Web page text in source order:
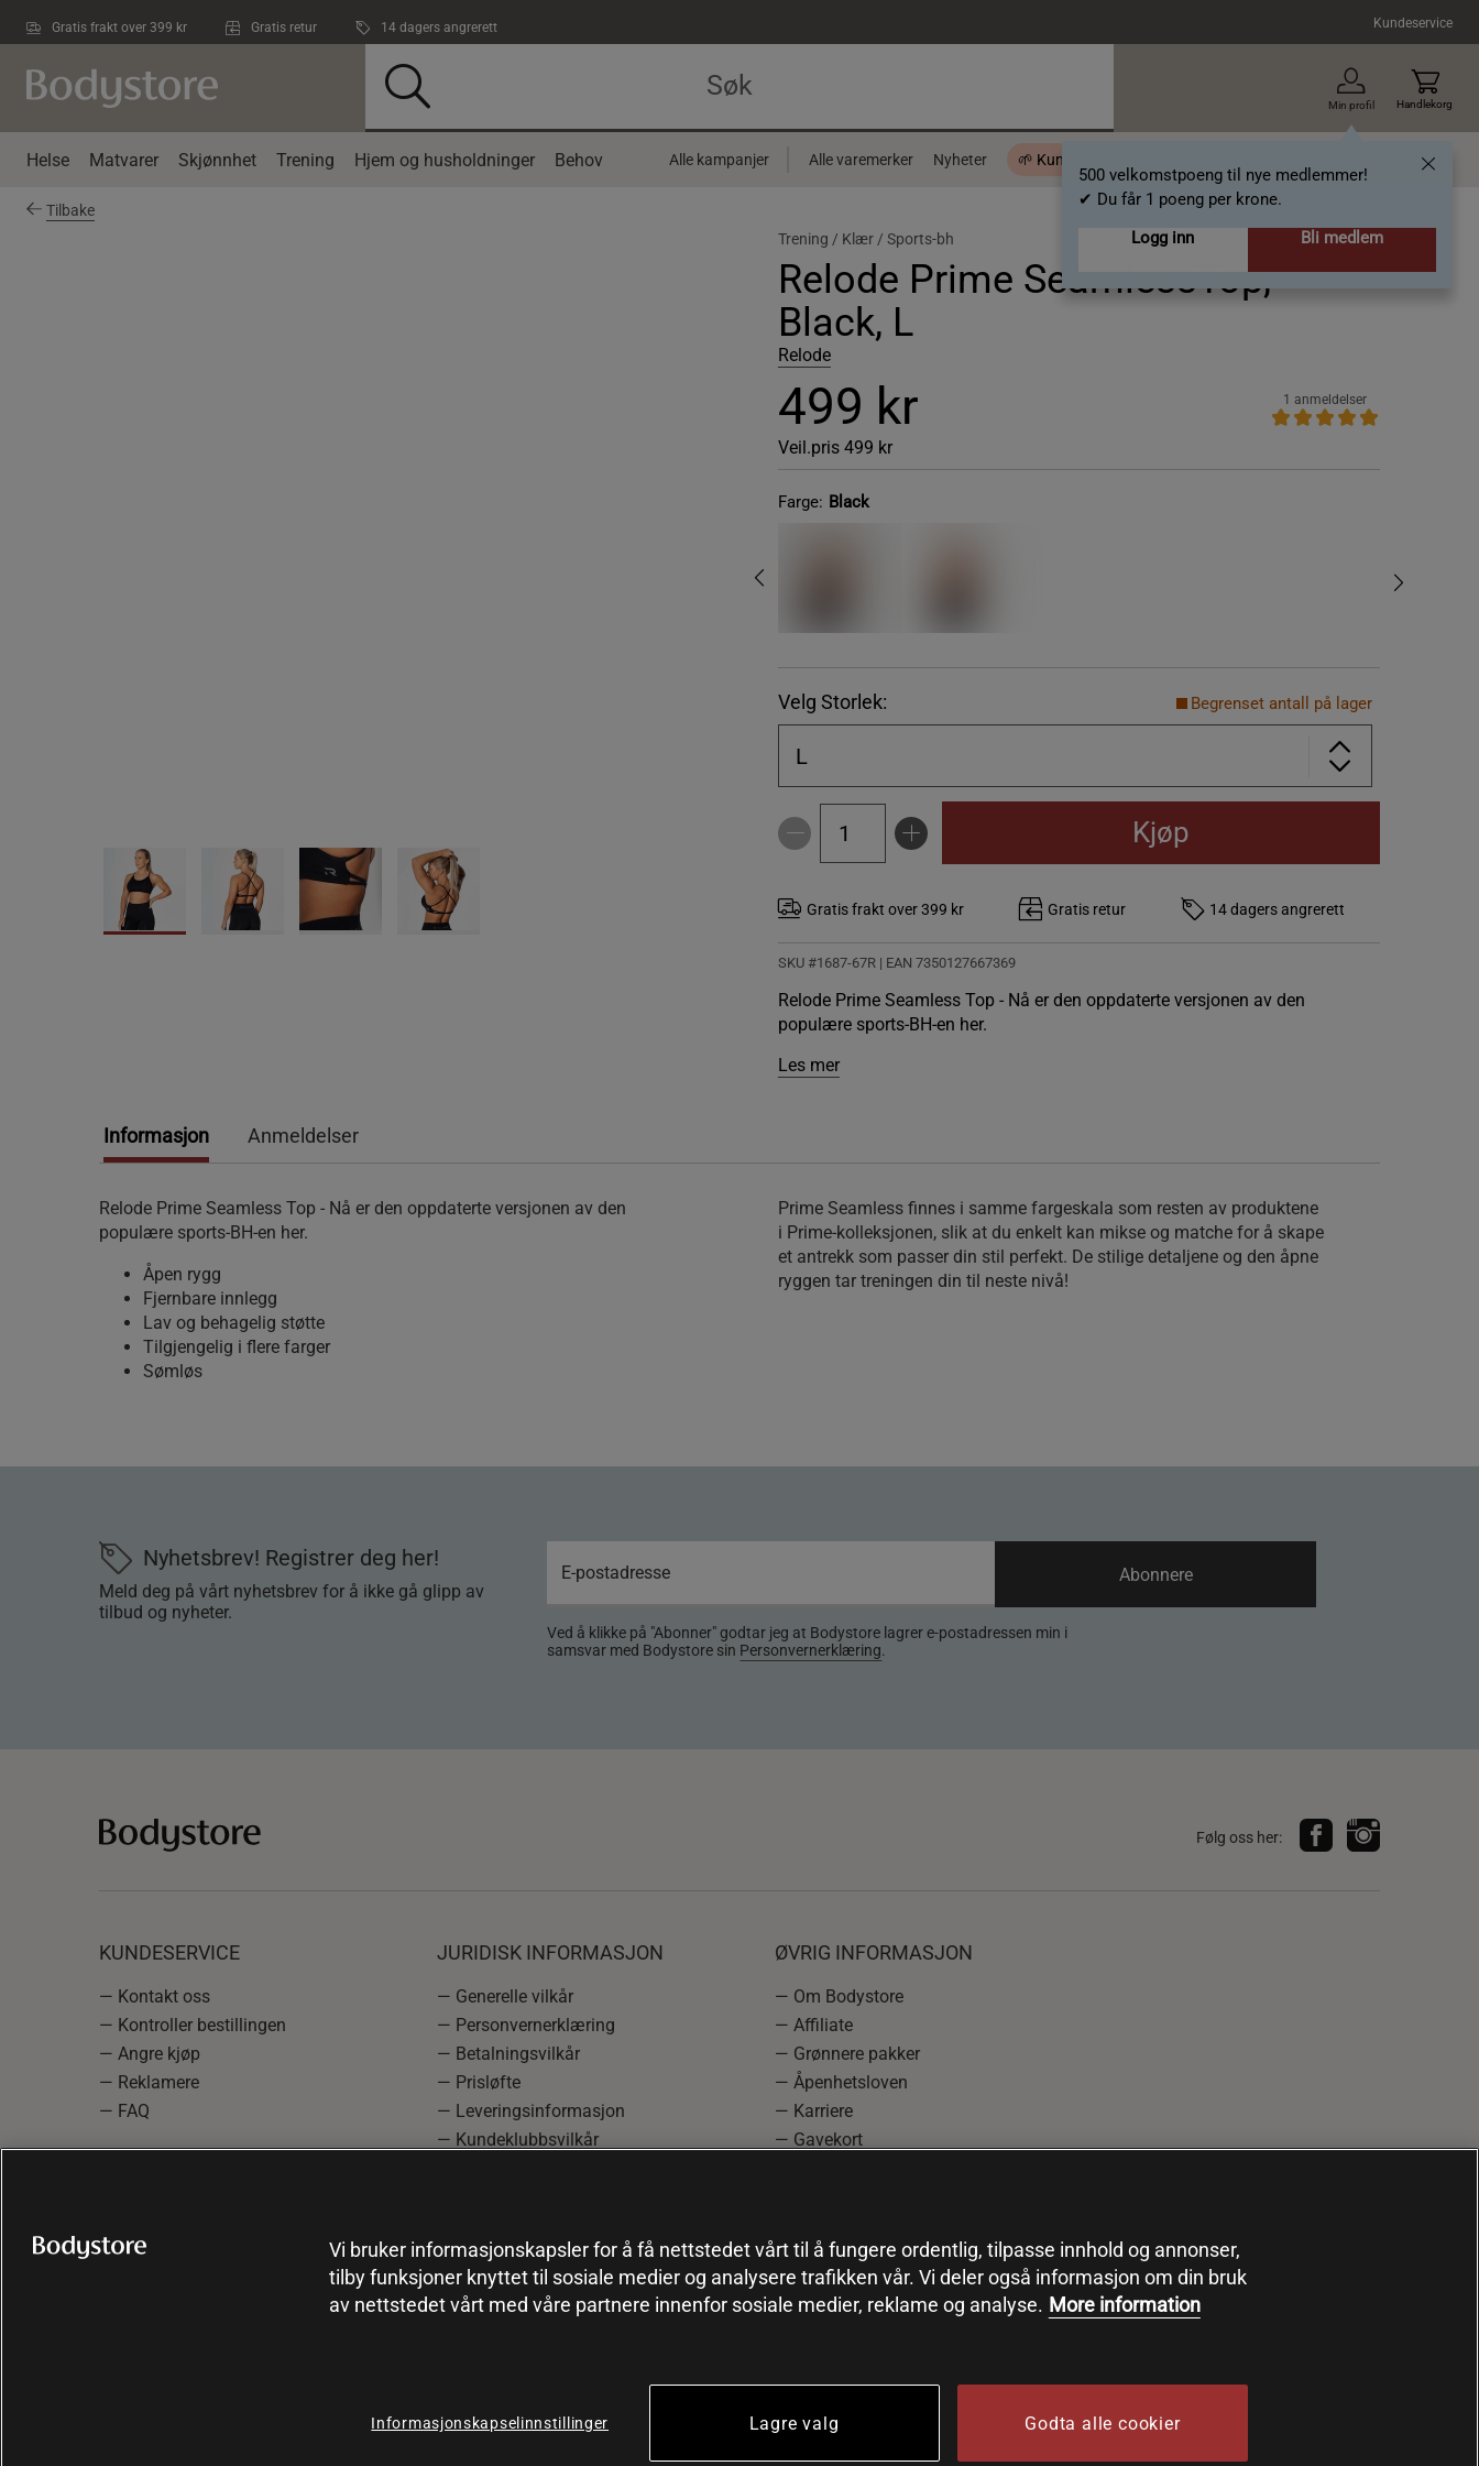
Gratis frakt over 399 kr Gratis retur 14 dagers angrerett Kundeservice
Min profil
500 velkomstpoeng til nye medlemmer!
✔ Du får 1 poeng per krone.
Logg inn
Bli medlem
Handlekorg
Helse Matvarer Skjønnhet Trening Hjem og husholdninger Behov Alle kampanjer Alle varemerker Nyheter 🌱 Kundeklubb - 500 velkomstpoeng Gavekort
Tilbake
Trening / Klær / Sports-bh
Relode Prime SeamlessTop,
Black, L
Relode
499 kr
Veil.pris 499 kr
1 anmeldelser
Farge: Black
Velg Storlek: Begrenset antall på lager
L
Kjøp
Gratis frakt over 399 kr Gratis retur 14 dagers angrerett
SKU #1687-67R | EAN 7350127667369
Relode Prime Seamless Top - Nå er den oppdaterte versjonen av den
populære sports-BH-en her.
Les mer
Informasjon Anmeldelser
Relode Prime Seamless Top - Nå er den oppdaterte versjonen av den
populære sports-BH-en her.
Åpen rygg
Fjernbare innlegg
Lav og behagelig støtte
Tilgjengelig i flere farger
Sømløs
Prime Seamless finnes i samme fargeskala som resten av produktene
i Prime-kolleksjonen, slik at du enkelt kan mikse og matche for å skape
et antrekk som passer din stil perfekt. De stilige detaljene og den åpne
ryggen tar treningen din til neste nivå!
Nyhetsbrev! Registrer deg her!
Meld deg på vårt nyhetsbrev for å ikke gå glipp av
tilbud og nyheter.
Ved å klikke på "Abonner" godtar jeg at Bodystore lagrer e-postadressen min i
samsvar med Bodystore sin Personvernerklæring.
Abonnere
Følg oss her:
KUNDESERVICE
— Kontakt oss
— Kontroller bestillingen
— Angre kjøp
— Reklamere
— FAQ
JURIDISK INFORMASJON
— Generelle vilkår
— Personvernerklæring
— Betalningsvilkår
— Prisløfte
— Leveringsinformasjon
— Kundeklubbsvilkår
ØVRIG INFORMASJON
— Om Bodystore
— Affiliate
— Grønnere pakker
— Åpenhetsloven
— Karriere
— Gavekort
Vi bruker informasjonskapsler for å få nettstedet vårt til å fungere ordentlig, tilpasse innhold og annonser,
tilby funksjoner knyttet til sosiale medier og analysere trafikken vår. Vi deler også informasjon om din bruk
av nettstedet vårt med våre partnere innenfor sosiale medier, reklame og analyse. More information
Informasjonskapselinnstillinger Lagre valg Godta alle cookier